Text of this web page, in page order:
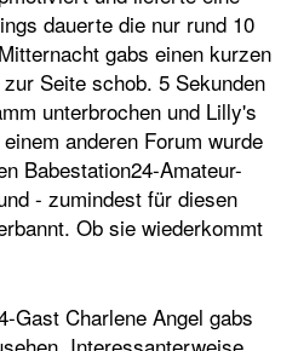
dauerte die nur rund 10
gabs einen kurzen
Seite schob. 5 Sekunden
unterbrochen und Lilly's
anderen Forum wurde
Babestation24-Amateur-
- zumindest für diesen
Ob sie wiederkommt
Gast Charlene Angel gabs